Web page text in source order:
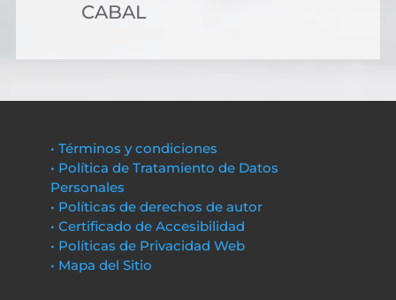
CABAL
• Términos y condiciones
• Política de Tratamiento de Datos
Personales
• Políticas de derechos de autor
• Certificado de Accesibilidad
• Políticas de Privacidad Web
• Mapa del Sitio